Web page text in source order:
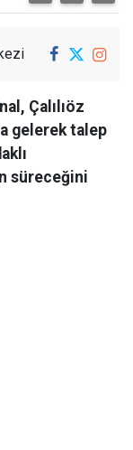
Çalılıöz
gelerek talep
süreceğini